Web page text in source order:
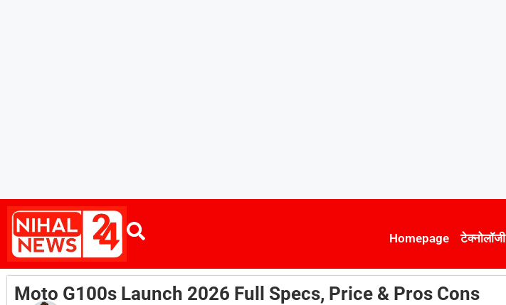
Homepage टेक्नोलॉजी
Moto G100s Launch 2026 Full Specs, Price & Pros Cons